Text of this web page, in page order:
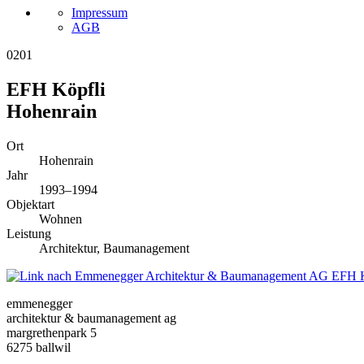
Impressum
AGB
0201
EFH Köpfli
Hohenrain
Ort
Hohenrain
Jahr
1993–1994
Objektart
Wohnen
Leistung
Architektur, Baumanagement
EFH
emmenegger
architektur & baumanagement ag
margrethenpark 5
6275 ballwil